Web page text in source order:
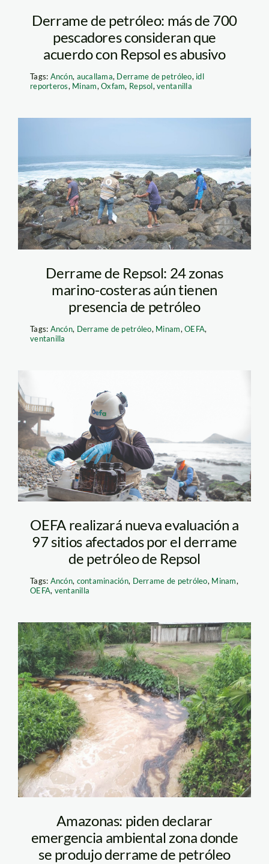
Derrame de petróleo: más de 700
pescadores consideran que
acuerdo con Repsol es abusivo
Tags: Ancón, aucallama, Derrame de petróleo, idl
reporteros, Minam,Oxfam, Repsol,ventanilla
derrame repsol –
sitios conaminados –
oefa
Derrame de Repsol: 24 zonas
marino-costeras aún tienen
presencia de petróleo
Tags: Ancón, Derrame de petróleo, Minam,OEFA,
ventanilla
analisis playa derrame
de petorleo – oefa
OEFA realizará nueva evaluación a
97 sitios afectados por el derrame
de petróleo de Repsol
Tags: Ancón, contaminación, Derrame de petróleo, Minam,
OEFA, ventanilla
derrame-amazonas-
red-salud
Amazonas: piden declarar
emergencia ambiental zona donde
se produjo derrame de petróleo